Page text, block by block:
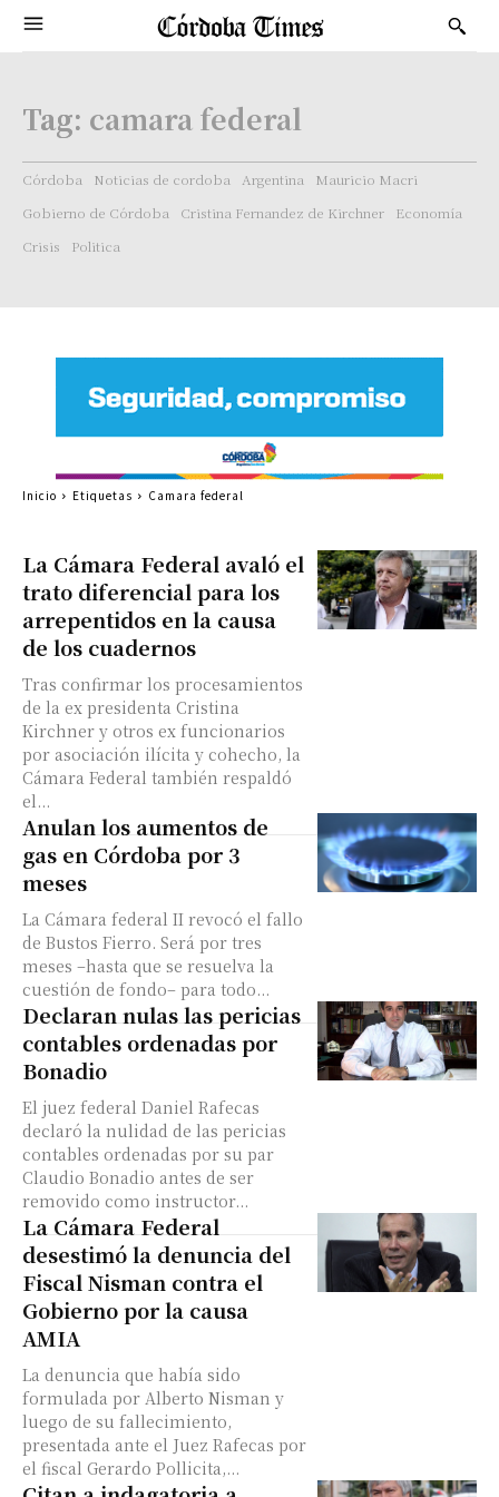
Tag: camara federal
Córdoba Noticias de cordoba Argentina
Mauricio Macri
Gobierno de Córdoba
Cristina Fernandez de Kirchner
Economía
Crisis
Politica
La Cámara Federal avaló el
trato diferencial para los
arrepentidos en la causa
de los cuadernos
Tras confirmar los procesamientos
de la ex presidenta Cristina
Kirchner y otros ex funcionarios
por asociación ilícita y cohecho, la
Cámara Federal también respaldó
el...
Anulan los aumentos de
gas en Córdoba por 3
meses
La Cámara federal II revocó el fallo
de Bustos Fierro. Será por tres
meses –hasta que se resuelva la
cuestión de fondo– para todo...
Declaran nulas las pericias
contables ordenadas por
Bonadio
El juez federal Daniel Rafecas
declaró la nulidad de las pericias
contables ordenadas por su par
Claudio Bonadio antes de ser
removido como instructor...
La Cámara Federal
desestimó la denuncia del
Fiscal Nisman contra el
Gobierno por la causa
AMIA
La denuncia que había sido
formulada por Alberto Nisman y
luego de su fallecimiento,
presentada ante el Juez Rafecas por
el fiscal Gerardo Pollicita,...
Inicio Etiquetas Camara federal